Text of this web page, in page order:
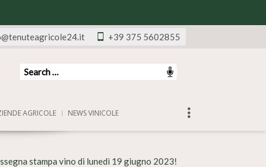
+39 375 5602855
AGRICOLE NEWS VINICOLE
stampa vino di lunedì 19 giugno 2023!